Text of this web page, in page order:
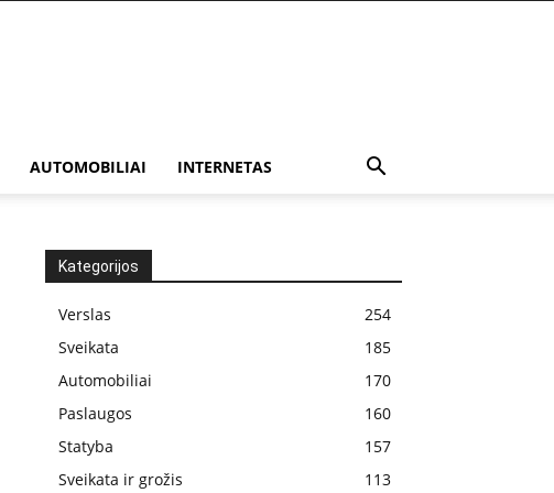
AUTOMOBILIAI INTERNETAS
Kategorijos
Verslas
254
Sveikata
185
Automobiliai
170
Paslaugos
160
Statyba
157
Sveikata ir grožis
113